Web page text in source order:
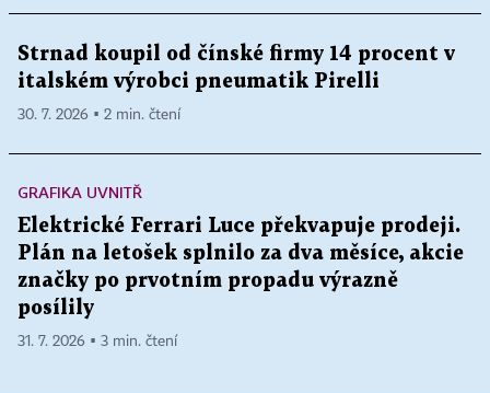
Strnad koupil od čínské firmy 14 procent v
italském výrobci pneumatik Pirelli
30. 7. 2026 ▪ 2 min. čtení
GRAFIKA UVNITŘ
Elektrické Ferrari Luce překvapuje prodeji.
Plán na letošek splnilo za dva měsíce, akcie
značky po prvotním propadu výrazně
posílily
31. 7. 2026 ▪ 3 min. čtení